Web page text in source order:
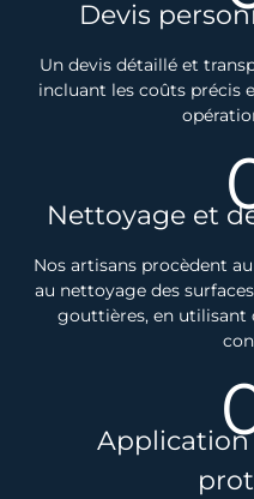
Devis
Un devis détaillé et
incluant les coûts précis
Nettoyage et
Nos artisans procèdent
au nettoyage des
gouttières, en utilisant